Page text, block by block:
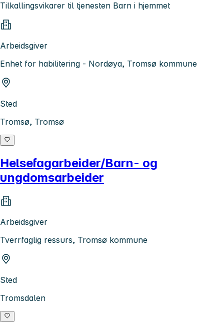
Tilkallingsvikarer til tjenesten Barn i hjemmet
Arbeidsgiver
Enhet for habilitering - Nordøya, Tromsø kommune
Sted
Tromsø, Tromsø
Helsefagarbeider/Barn- og
ungdomsarbeider
Arbeidsgiver
Tverrfaglig ressurs, Tromsø kommune
Sted
Tromsdalen